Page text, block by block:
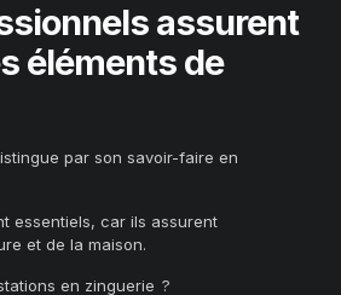
assurent
éléments de
par son savoir-faire en
essentiels, car ils assurent
et de la maison.
en zinguerie ?